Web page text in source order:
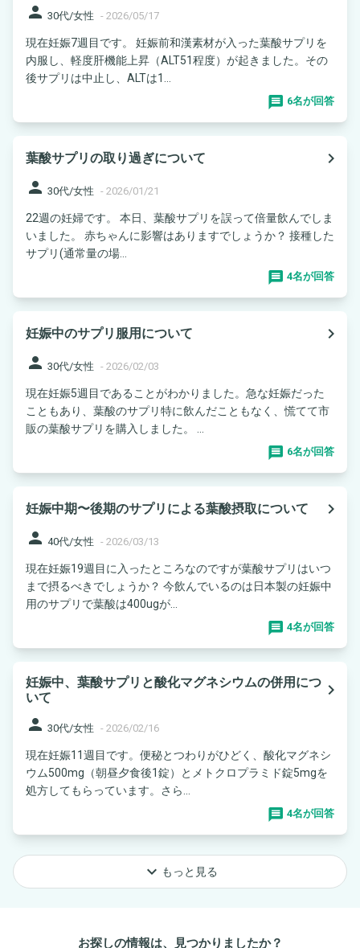
person 30代/女性 - 2026/05/17
現在妊娠7週目です。 妊娠前和漢素材が入った葉酸サプリを
内服し、軽度肝機能上昇（ALT51程度）が起きました。その
後サプリは中止し、ALTは1...
6名が回答
葉酸サプリの取り過ぎについて
navigate_next
person 30代/女性 - 2026/01/21
22週の妊婦です。 本日、葉酸サプリを誤って倍量飲んでしま
いました。 赤ちゃんに影響はありますでしょうか？ 接種した
サプリ(通常量の場...
4名が回答
妊娠中のサプリ服用について
navigate_next
person 30代/女性 - 2026/02/03
現在妊娠5週目であることがわかりました。急な妊娠だった
こともあり、葉酸のサプリ特に飲んだこともなく、慌てて市
6名が回答
妊娠中期〜後期のサプリによる葉酸摂取について
navigate_next
person 40代/女性 - 2026/03/13
現在妊娠19週目に入ったところなのですが葉酸サプリはいつ
まで摂るべきでしょうか？ 今飲んでいるのは日本製の妊娠中
用のサプリで葉酸は400ugが...
4名が回答
妊娠中、葉酸サプリと酸化マグネシウムの併用につ
いて
navigate_next
person 30代/女性 - 2026/02/16
現在妊娠11週目です。便秘とつわりがひどく、酸化マグネシ
ウム500mg（朝昼夕食後1錠）とメトクロプラミド錠5mgを
処方してもらっています。さら...
4名が回答
keyboard_arrow_down もっと見る
お探しの情報は、見つかりましたか？